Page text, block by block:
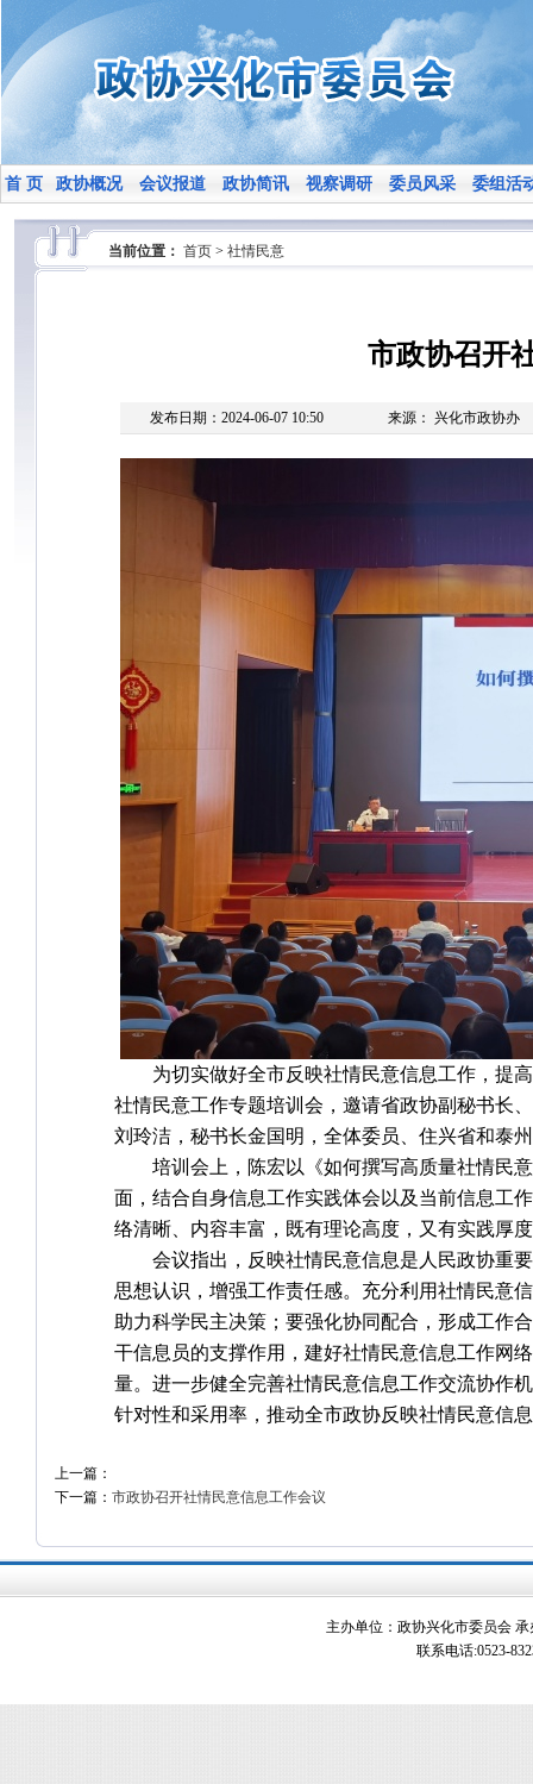
首 页 政协概况 会议报道 政协简讯 视察调研 委员风采 委组活
当前位置： 首页 > 社情民意
市政协召开
发布日期：2024-06-07 10:50 来源： 兴化市政协办
为切实做好全市反映社情民意信息工作，提
社情民意工作专题培训会，邀请省政协副秘书长
刘玲洁，秘书长金国明，全体委员、住兴省和泰
培训会上，陈宏以《如何撰写高质量社情民
面，结合自身信息工作实践体会以及当前信息工
络清晰、内容丰富，既有理论高度，又有实践厚
会议指出，反映社情民意信息是人民政协重
思想认识，增强工作责任感。充分利用社情民意
助力科学民主决策；要强化协同配合，形成工作
干信息员的支撑作用，建好社情民意信息工作网
量。进一步健全完善社情民意信息工作交流协作
针对性和采用率，推动全市政协反映社情民意信
上一篇：
下一篇： 市政协召开社情民意信息工作会议
主办单位：政协兴化市委员会
联系电话:0523-